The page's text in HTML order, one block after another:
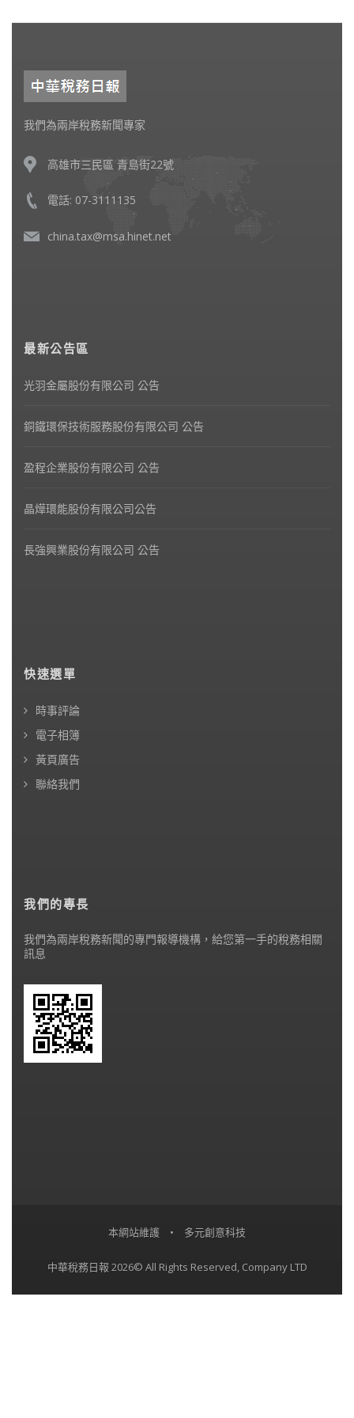
我們為兩岸稅務新聞專家
高雄市三民區 青島街22號
電話: 07-3111135
china.tax@msa.hinet.net
最新公告區
光羽金屬股份有限公司 公告
銅鐵環保技術服務股份有限公司 公告
盈程企業股份有限公司 公告
晶燁環能股份有限公司公告
長強興業股份有限公司 公告
快速選單
時事評論
電子相簿
黃頁廣告
聯絡我們
我們的專長
我們為兩岸稅務新聞的專門報導機構，給您第一手的稅務相關
訊息
本網站維護 • 多元創意科技
中華稅務日報 2026© All Rights Reserved, Company LTD